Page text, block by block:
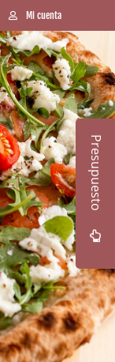
Mi cuenta
Presupuesto